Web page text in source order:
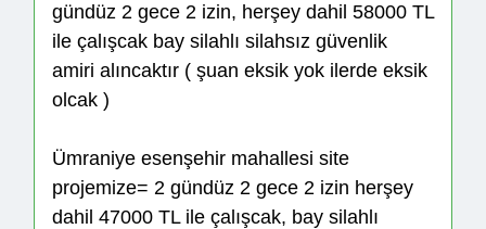
gündüz 2 gece 2 izin, herşey dahil 58000 TL
ile çalışcak bay silahlı silahsız güvenlik
amiri alıncaktır ( şuan eksik yok ilerde eksik
olcak )
Ümraniye esenşehir mahallesi site
projemize= 2 gündüz 2 gece 2 izin herşey
dahil 47000 TL ile çalışcak, bay silahlı